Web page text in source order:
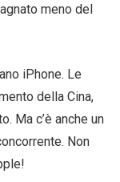
meno del
iPhone. Le
della Cina,
Ma c’è anche un
Non